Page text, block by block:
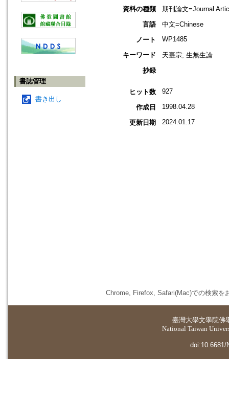
書誌管理
書き出し
資料の種類
期刊論文=Journal
言語
中文=Chinese
ノート
WP1485
キーワード
天臺宗; 生無生論
抄録
ヒット数 927
作成日 1998.04.28
更新日期 2024.01.17
Chrome, Firefox, Safari(Mac)での検索を
臺灣大學文學院佛
National Taiwan
doi:10.6681/